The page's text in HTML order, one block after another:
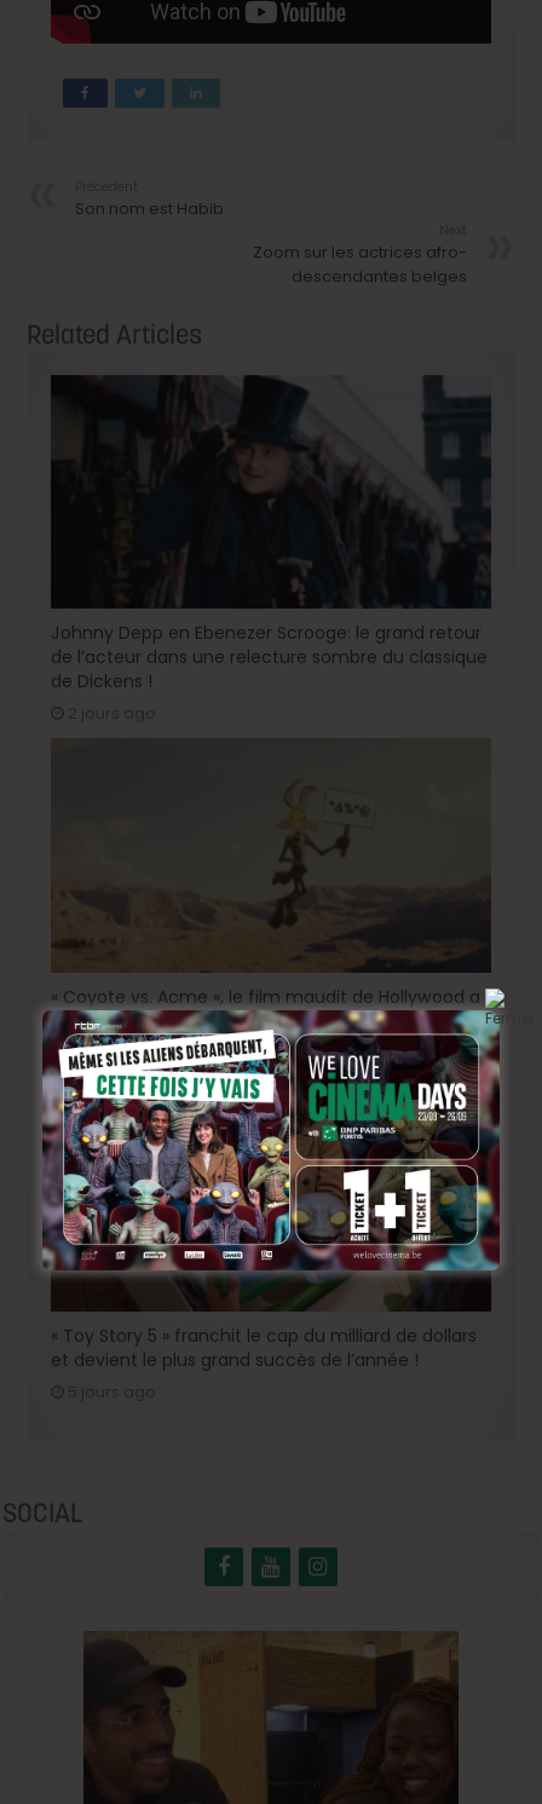
Son nom est Habib
Zoom sur les actrices afro-
descendantes belges
Related Articles
Johnny Depp en Ebenezer Scrooge: le grand retour
de l’acteur dans une relecture sombre du classique
de Dickens !
2 jours ago
« Coyote vs. Acme », le film maudit de Hollywood a
enfin une date de sortie !
4 jours ago
« Toy Story 5 » franchit le cap du milliard de dollars
et devient le plus grand succès de l’année !
SOCIAL